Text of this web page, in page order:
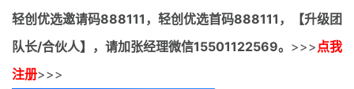
充场项目报价
轻创优选邀请码888111， 轻创优选首码888111，【升级团
队长/合伙人】，请加张经理微信15501122569。 >>>点我
注册>>>